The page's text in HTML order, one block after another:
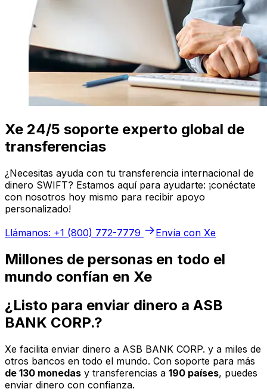
Xe 24/5 soporte experto global de
transferencias
¿Necesitas ayuda con tu transferencia internacional de
dinero SWIFT? Estamos aquí para ayudarte: ¡conéctate
con nosotros hoy mismo para recibir apoyo
personalizado!
Llámanos: +1 (800) 772-7779
Envía con Xe
Millones de personas en todo el
mundo confían en Xe
¿Listo para enviar dinero a ASB
BANK CORP.?
Xe facilita enviar dinero a ASB BANK CORP. y a miles de
otros bancos en todo el mundo. Con soporte para más
de 130 monedas y transferencias a 190 países, puedes
enviar dinero con confianza.